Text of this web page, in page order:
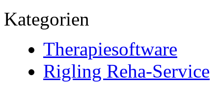
Kategorien
Therapiesoftware
Rigling Reha-Service